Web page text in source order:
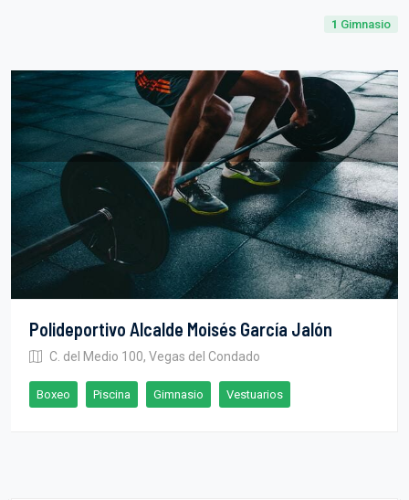
1 Gimnasio
Polideportivo Alcalde Moisés García Jalón
C. del Medio 100, Vegas del Condado
Boxeo Piscina Gimnasio Vestuarios